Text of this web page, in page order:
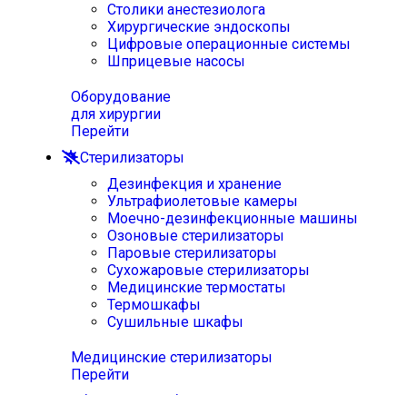
Столики анестезиолога
Хирургические эндоскопы
Цифровые операционные системы
Шприцевые насосы
Оборудование
для хирургии
Перейти
Стерилизаторы
Дезинфекция и хранение
Ультрафиолетовые камеры
Моечно-дезинфекционные машины
Озоновые стерилизаторы
Паровые стерилизаторы
Сухожаровые стерилизаторы
Медицинские термостаты
Термошкафы
Сушильные шкафы
Медицинские стерилизаторы
Перейти